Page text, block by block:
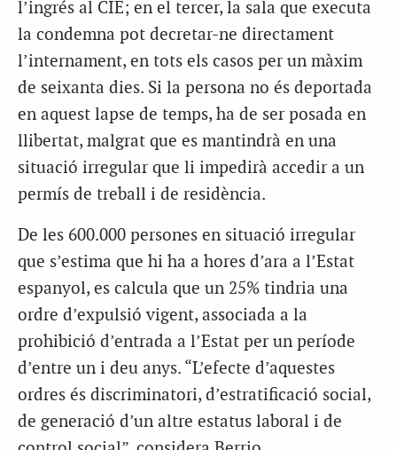
l’ingrés al CIE; en el tercer, la sala que executa
la condemna pot decretar-ne directament
l’internament, en tots els casos per un màxim
de seixanta dies. Si la persona no és deportada
en aquest lapse de temps, ha de ser posada en
llibertat, malgrat que es mantindrà en una
situació irregular que li impedirà accedir a un
permís de treball i de residència.
De les 600.000 persones en situació irregular
que s’estima que hi ha a hores d’ara a l’Estat
espanyol, es calcula que un 25% tindria una
ordre d’expulsió vigent, associada a la
prohibició d’entrada a l’Estat per un període
d’entre un i deu anys. “L’efecte d’aquestes
ordres és discriminatori, d’estratificació social,
de generació d’un altre estatus laboral i de